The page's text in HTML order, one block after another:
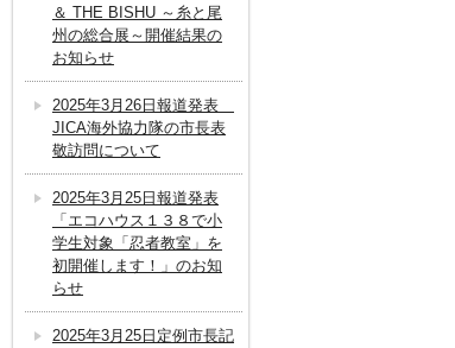
＆ THE BISHU ～糸と尾
州の総合展～開催結果の
お知らせ
2025年3月26日報道発表
JICA海外協力隊の市長表
敬訪問について
2025年3月25日報道発表
「エコハウス１３８で小
学生対象「忍者教室」を
初開催します！」のお知
らせ
2025年3月25日定例市長記